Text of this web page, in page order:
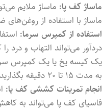
ماساژ کف پا: ماساژ ملایم
ماساژ با استفاده از روغن‌های
استفاده از کمپرس سرما:
دردآور می‌تواند التهاب و درد
یک کیسه یخ یا یک کمپرس سرما
به مدت ۱۵ تا ۲۰ دقیقه بگذارید تا بماند.
انجام تمرینات کششی کف پا:
فاسیای کف پا می‌تواند به